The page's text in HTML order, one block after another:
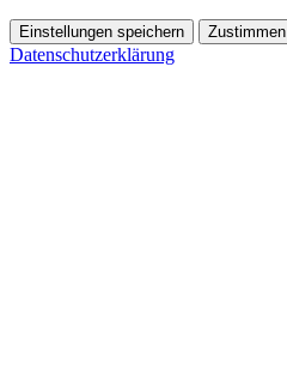
Einstellungen speichern Zustimmen
Datenschutzerklärung